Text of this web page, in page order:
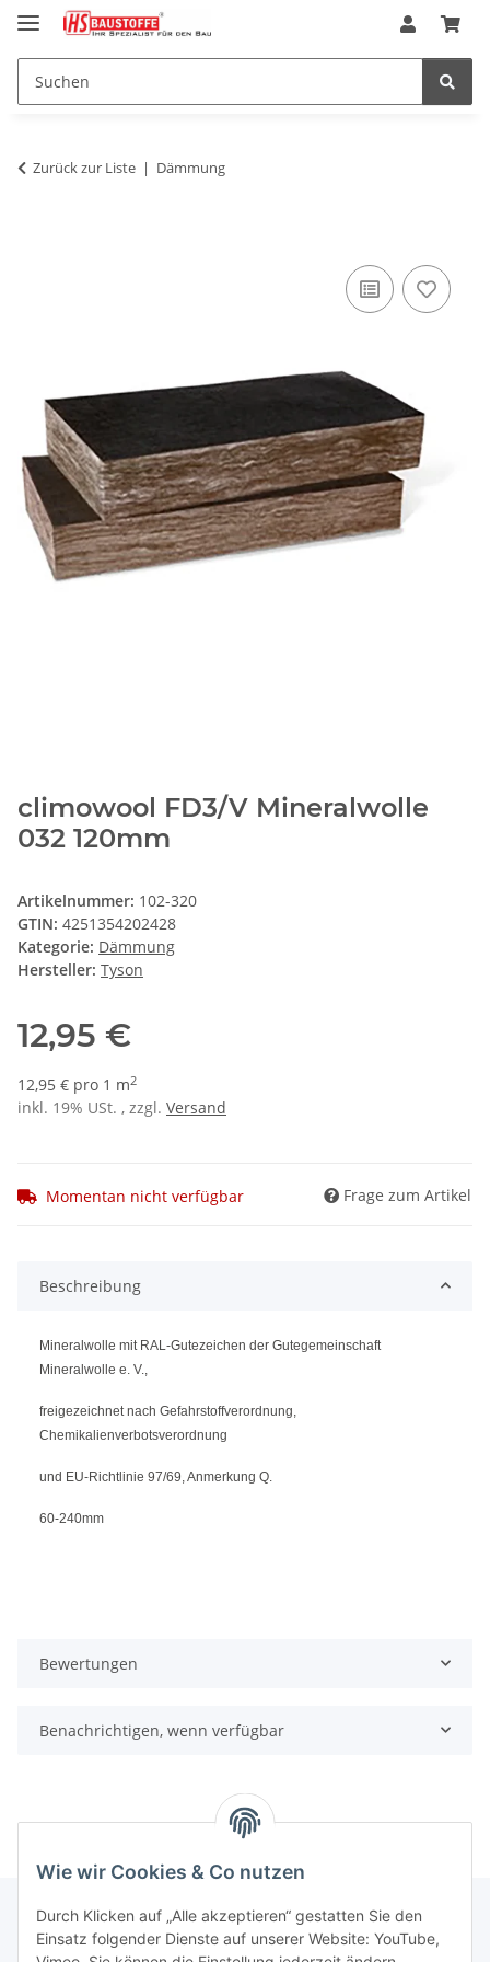
Wie wir Cookies & Co nutzen
Durch Klicken auf „Alle akzeptieren“ gestatten Sie den
Einsatz folgender Dienste auf unserer Website: YouTube,
Zurück zur Liste Dämmung
climowool FD3/V Mineralwolle
032 120mm
Artikelnummer: 102-320
GTIN: 4251354202428
Kategorie: Dämmung
Hersteller: Tyson
12,95 €
12,95 € pro 1 m2
inkl. 19% USt. , zzgl. Versand
Momentan nicht verfügbar Frage zum Artikel
Beschreibung
Mineralwolle mit RAL-Gutezeichen der Gutegemeinschaft
Mineralwolle e. V.,
freigezeichnet nach Gefahrstoffverordnung,
Chemikalienverbotsverordnung
und EU-Richtlinie 97/69, Anmerkung Q.
60-240mm
Bewertungen
Benachrichtigen, wenn verfügbar